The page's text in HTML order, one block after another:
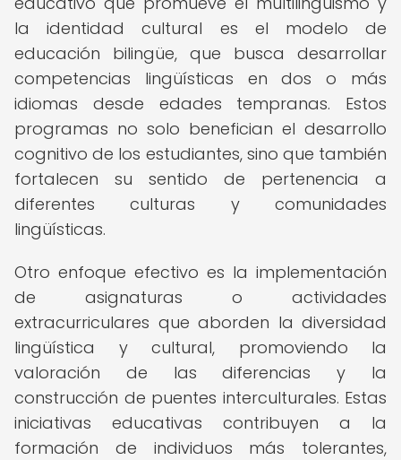
la identidad cultural es el modelo de
educación bilingüe, que busca desarrollar
competencias lingüísticas en dos o más
idiomas desde edades tempranas. Estos
programas no solo benefician el desarrollo
cognitivo de los estudiantes, sino que también
fortalecen su sentido de pertenencia a
diferentes culturas y comunidades
lingüísticas.
Otro enfoque efectivo es la implementación
de asignaturas o actividades
extracurriculares que aborden la diversidad
lingüística y cultural, promoviendo la
valoración de las diferencias y la
construcción de puentes interculturales. Estas
iniciativas educativas contribuyen a la
formación de individuos más tolerantes,